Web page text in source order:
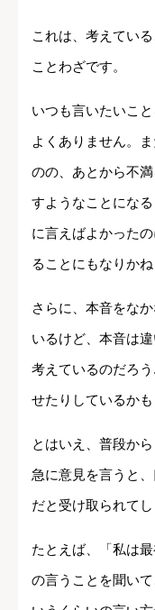
これは、考えてい
ことわざです。
いつも言いたいこ
よくありません。
のの、あとから不
すようなことにな
に言えばよかった
ることにもなりかね
さらに、本音をな
いるけど、本音は
考えているのだろ
せたりしているかも
とはいえ、普段か
急に意見を言うと
だと受け取られて
たとえば、「私は
の言うことを聞い